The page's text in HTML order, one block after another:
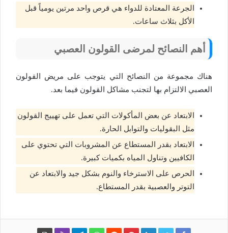
الجرعة المعتادة للدواء هي قرص واحد مرتين يومياً قبل
الأكل بثلاث ساعات.
أهم النصائح لمرضى القولون العصبي
هناك مجموعة من النصائح التي يتوجب على مريض القولون
العصبي الالتزام بها لتجنب مشاكل القولون فيما بعد.
الابتعاد عن بعض المأكولات التي تعمل على تهييج القولون
مثل البقوليات والتوابل الحارة.
الابتعاد بقدر المستطاع عن المشروبات التي تحتوي على
الكافيين وتناول المياه بكميات كبيرة.
الحرص على الاسترخاء والنوم بشكل جيد والابتعاد عن
التوتر والعصبية بقدر المستطاع.